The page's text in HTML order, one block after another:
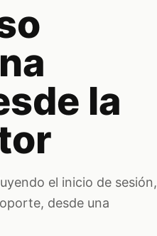
la
el inicio de sesión,
desde una